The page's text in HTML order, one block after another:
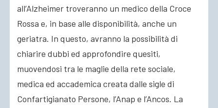
all’Alzheimer troveranno un medico della Croce
Rossa e, in base alle disponibilità, anche un
geriatra. In questo, avranno la possibilità di
chiarire dubbi ed approfondire quesiti,
muovendosi tra le maglie della rete sociale,
medica ed accademica creata dalle sigle di
Confartigianato Persone, l’Anap e l’Ancos. La